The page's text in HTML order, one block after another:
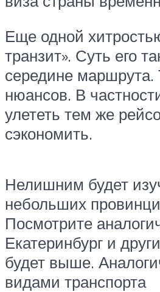
Еще одной
транзит». Суть его
середине маршрута.
нюансов. В
улететь тем же
сэкономить.
Нелишним будет
небольших
Посмотрите
Екатеринбург и
будет выше.
видами транспорта